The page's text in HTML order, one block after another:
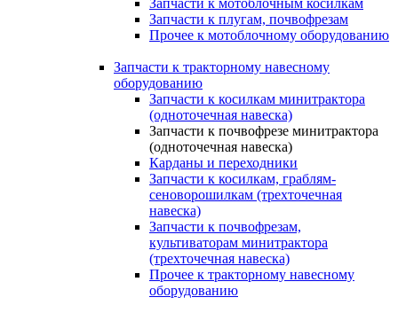
Запчасти к плугам, почвофрезам
Прочее к мотоблочному оборудованию
Запчасти к тракторному навесному
оборудованию
Запчасти к косилкам минитрактора
(одноточечная навеска)
Запчасти к почвофрезе минитрактора
(одноточечная навеска)
Карданы и переходники
Запчасти к косилкам, граблям-
сеноворошилкам (трехточечная
навеска)
Запчасти к почвофрезам,
культиваторам минитрактора
(трехточечная навеска)
Прочее к тракторному навесному
оборудованию